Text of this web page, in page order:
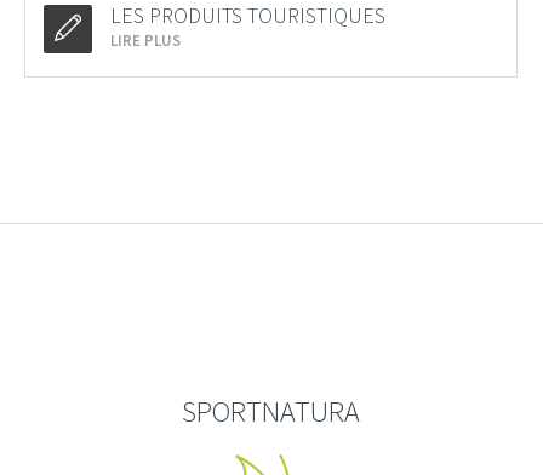
LES PRODUITS TOURISTIQUES
LIRE PLUS
SPORTNATURA